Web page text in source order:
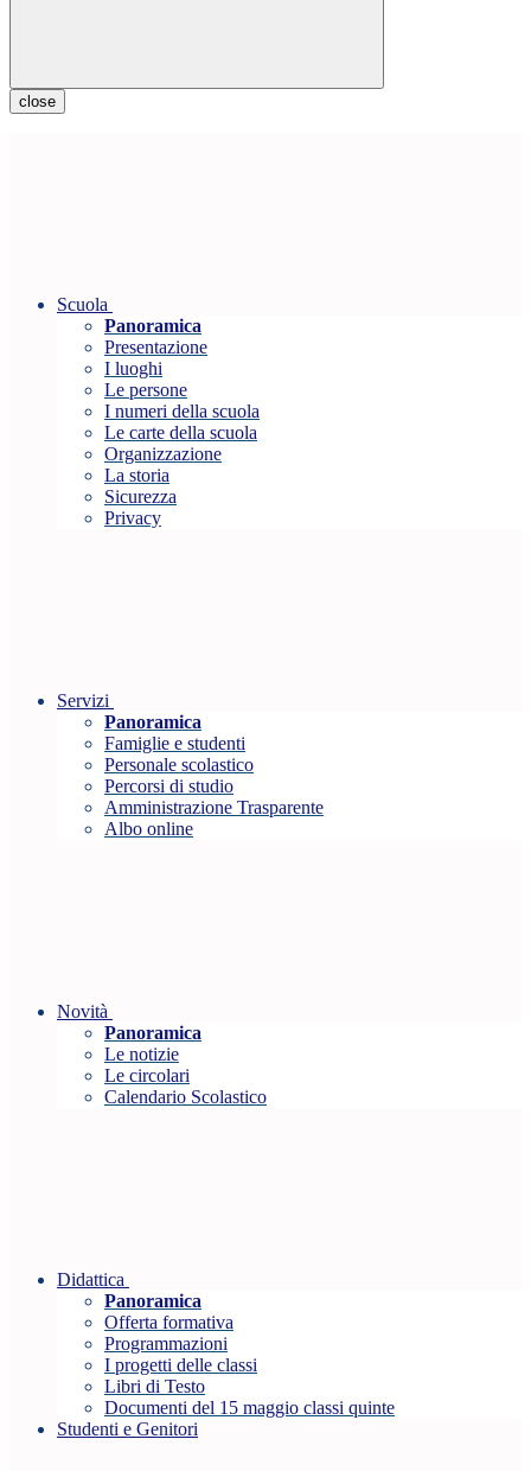
close
Scuola
Panoramica
Presentazione
I luoghi
Le persone
I numeri della scuola
Le carte della scuola
Organizzazione
La storia
Sicurezza
Privacy
Servizi
Panoramica
Famiglie e studenti
Personale scolastico
Percorsi di studio
Amministrazione Trasparente
Albo online
Novità
Panoramica
Le notizie
Le circolari
Calendario Scolastico
Didattica
Panoramica
Offerta formativa
Programmazioni
I progetti delle classi
Libri di Testo
Documenti del 15 maggio classi quinte
Studenti e Genitori